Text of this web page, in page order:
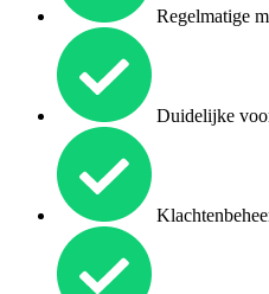
Regelmatige
Duidelijke